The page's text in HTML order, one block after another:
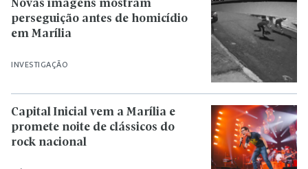
INVESTIGAÇÃO
Novas imagens mostram
perseguição antes de homicídio
em Marília
Capital Inicial vem a Marília e
promete noite de clássicos do
rock nacional